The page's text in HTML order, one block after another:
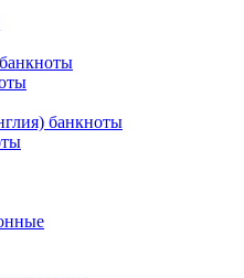
банкноты